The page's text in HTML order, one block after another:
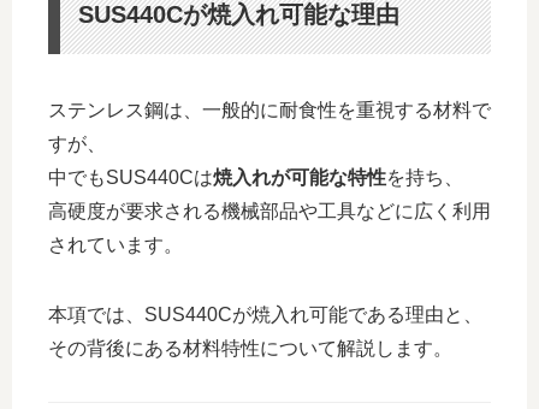
SUS440Cが焼入れ可能な理由
ステンレス鋼は、一般的に耐食性を重視する材料で
すが、
中でもSUS440Cは焼入れが可能な特性を持ち、
高硬度が要求される機械部品や工具などに広く利用
されています。
本項では、SUS440Cが焼入れ可能である理由と、
その背後にある材料特性について解説します。